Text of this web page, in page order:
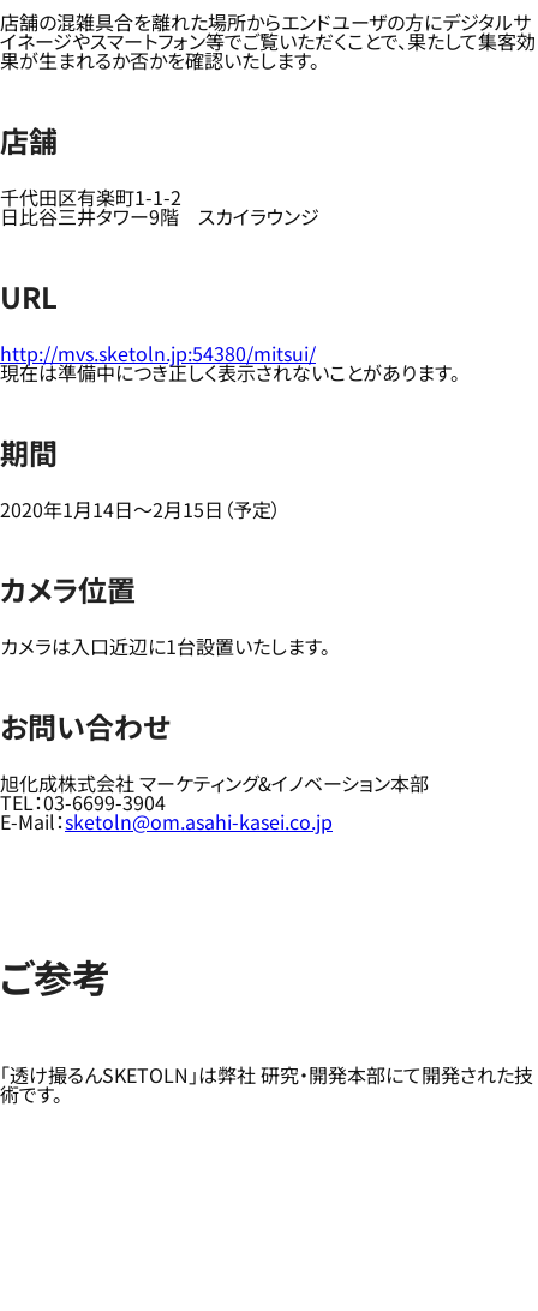
店舗の混雑具合を離れた場所からエンドユーザの方にデジタルサ
イネージやスマートフォン等でご覧いただくことで、果たして集客効
果が生まれるか否かを確認いたします。
店舗
千代田区有楽町1-1-2
日比谷三井タワー9階 スカイラウンジ
URL
http://mvs.sketoln.jp:54380/mitsui/
現在は準備中につき正しく表示されないことがあります。
期間
2020年1月14日～2月15日（予定）
カメラ位置
カメラは入口近辺に1台設置いたします。
お問い合わせ
旭化成株式会社 マーケティング&イノベーション本部
TEL：03-6699-3904
E-Mail：sketoln@om.asahi-kasei.co.jp
ご参考
「透け撮るんSKETOLN」は弊社 研究・開発本部にて開発された技
術です。